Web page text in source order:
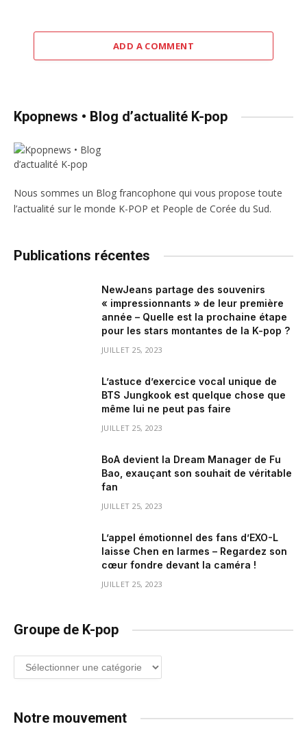
ADD A COMMENT
Kpopnews • Blog d’actualité K-pop
Nous sommes un Blog francophone qui vous propose toute
l’actualité sur le monde K-POP et People de Corée du Sud.
Publications récentes
NewJeans partage des souvenirs
« impressionnants » de leur première
année – Quelle est la prochaine étape
pour les stars montantes de la K-pop ?
JUILLET 25, 2023
L’astuce d’exercice vocal unique de
BTS Jungkook est quelque chose que
même lui ne peut pas faire
JUILLET 25, 2023
BoA devient la Dream Manager de Fu
Bao, exauçant son souhait de véritable
fan
JUILLET 25, 2023
L’appel émotionnel des fans d’EXO-L
laisse Chen en larmes – Regardez son
cœur fondre devant la caméra !
JUILLET 25, 2023
Groupe de K-pop
Groupe
de
Notre mouvement